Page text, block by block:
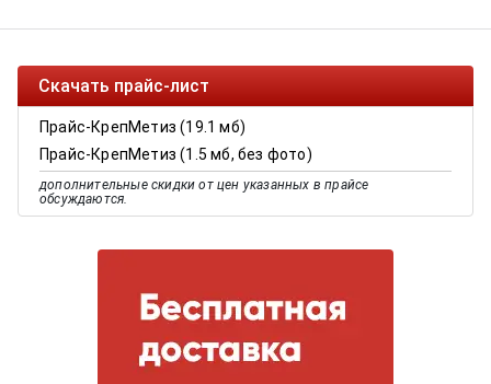
Скачать прайс-лист
Прайс-КрепМетиз (19.1 мб)
Прайс-КрепМетиз (1.5 мб, без фото)
дополнительные скидки от цен указанных в прайсе
обсуждаются.